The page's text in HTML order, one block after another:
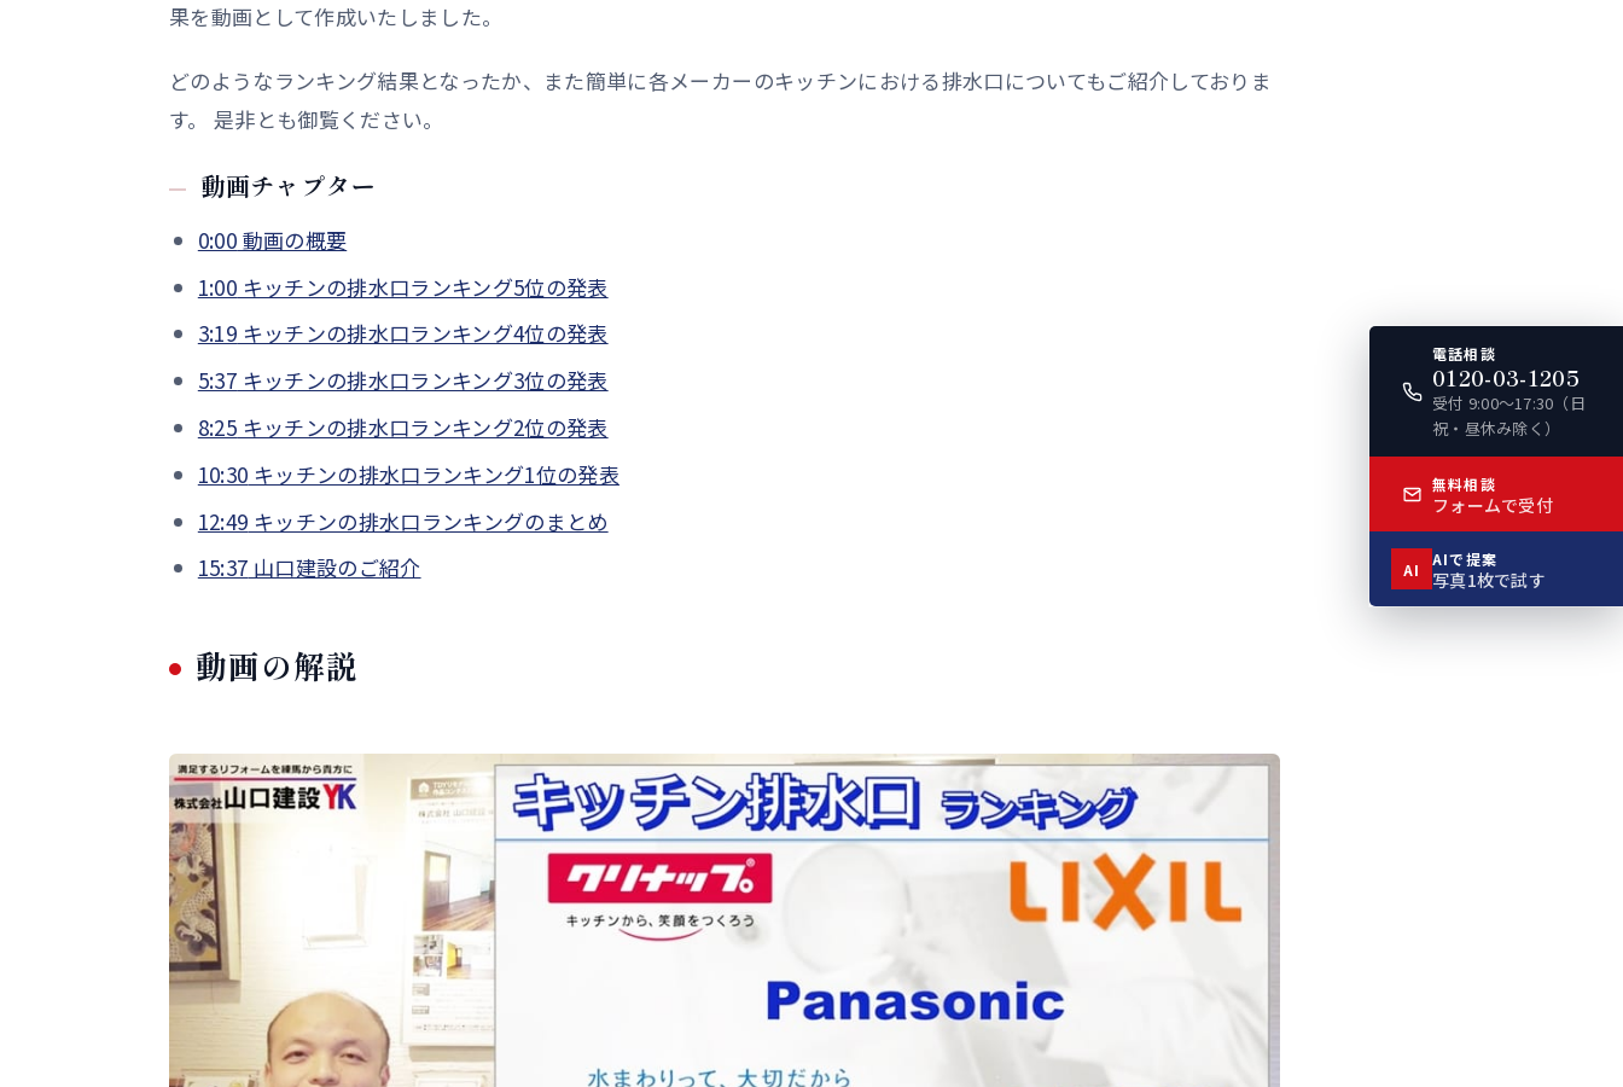
果を動画として作成いたしました。
どのようなランキング結果となったか、また簡単に各メーカーのキッチンにおける排水口についてもご紹介しておりま
す。 是非とも御覧ください。
動画チャプター
0:00 動画の概要
1:00 キッチンの排水口ランキング5位の発表
3:19 キッチンの排水口ランキング4位の発表
5:37 キッチンの排水口ランキング3位の発表
8:25 キッチンの排水口ランキング2位の発表
10:30 キッチンの排水口ランキング1位の発表
12:49 キッチンの排水口ランキングのまとめ
15:37 山口建設のご紹介
動画の解説
電話相談
0120-03-1205
受付 9:00〜17:30（日
祝・昼休み除く）
無料相談
フォームで受付
AI AIで提案
写真1枚で試す